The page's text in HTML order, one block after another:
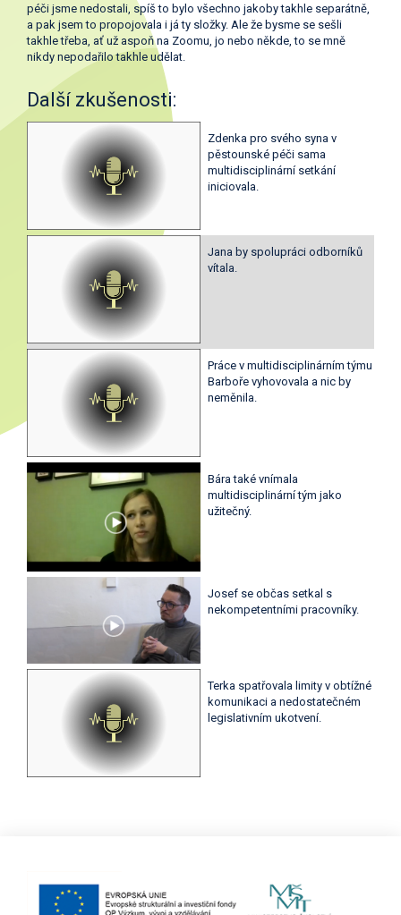
péči jsme nedostali, spíš to bylo všechno jakoby takhle separátně,
a pak jsem to propojovala i já ty složky. Ale že bysme se sešli
takhle třeba, ať už aspoň na Zoomu, jo nebo někde, to se mně
nikdy nepodařilo takhle udělat.
Další zkušenosti:
Zdenka pro svého syna v
pěstounské péči sama
multidisciplinární setkání
iniciovala.
Jana by spolupráci odborníků
vítala.
Práce v multidisciplinárním týmu
Barboře vyhovovala a nic by
neměnila.
Bára také vnímala
multidisciplinární tým jako
užitečný.
Josef se občas setkal s
nekompetentními pracovníky.
Terka spatřovala limity v obtížné
komunikaci a nedostatečném
legislativním ukotvení.